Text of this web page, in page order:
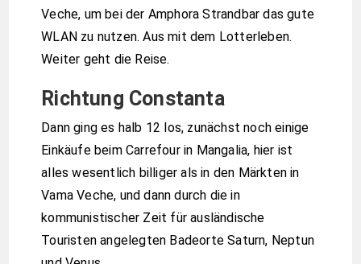
Veche, um bei der Amphora Strandbar das gute
WLAN zu nutzen. Aus mit dem Lotterleben.
Weiter geht die Reise.
Richtung Constanta
Dann ging es halb 12 los, zunächst noch einige
Einkäufe beim Carrefour in Mangalia, hier ist
alles wesentlich billiger als in den Märkten in
Vama Veche, und dann durch die in
kommunistischer Zeit für ausländische
Touristen angelegten Badeorte Saturn, Neptun